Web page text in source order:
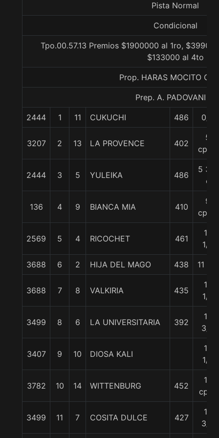
Pista Normal
Condicional
Tpo.00.57.13 Premios $1900000 al 1ro,
$133000 al 4to
Prop. HARAS MOCITO
Prep. A. PADOVANI E.
2444 1 11 CUKUCHI 486 0/0
3207 2 13 LA PROVENCE 402
5
cpos.
2444 3 5 YULEIKA 486
5 3/4
c
136 4 9 BIANCA MIA 410
9
cpos.
2569 5 4 RICOCHET 461
10
1/4
3688 6 2 HIJA DEL MAGO 438 11 1/2
3688 7 8 VALKIRIA 435
12
1/4
3499 8 6 LA UNIVERSITARIA 392
13
3/4
3407 9 10 DIOSA KALI
14
1/4
3782 10 14 WITTENBURG 452
15
cpos
3499 11 7 COSITA DULCE 427
15
3/4